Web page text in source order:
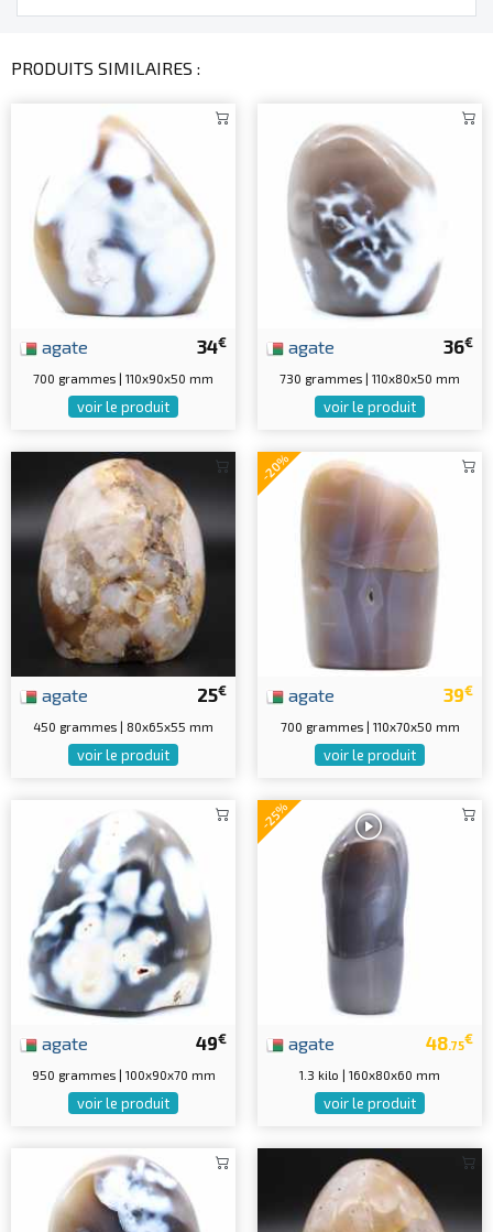
PRODUITS SIMILAIRES :
34€
agate
700 grammes | 110x90x50 mm
voir le produit
36€
agate
730 grammes | 110x80x50 mm
voir le produit
25€
agate
450 grammes | 80x65x55 mm
voir le produit
-20%
39€
agate
700 grammes | 110x70x50 mm
voir le produit
49€
agate
950 grammes | 100x90x70 mm
voir le produit
-25%
48.75€
agate
1.3 kilo | 160x80x60 mm
voir le produit